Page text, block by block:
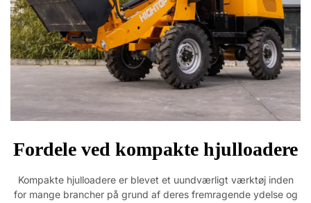
Fordele ved kompakte hjulloadere
Kompakte hjulloadere er blevet et uundværligt værktøj inden
for mange brancher på grund af deres fremragende ydelse og